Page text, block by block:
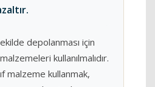
depolanması için
kullanılmalıdır.
malzeme kullanmak,